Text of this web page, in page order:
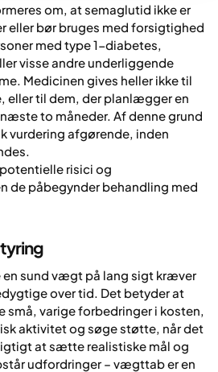
om, at semaglutid ikke er
eller bør bruges med forsigtighed
med type 1-diabetes,
visse andre underliggende
Medicinen gives heller ikke til
eller til dem, der planlægger en
to måneder. Af denne grund
vurdering afgørende, inden
risici og
de påbegynder behandling med
sund vægt på lang sigt kræver
over tid. Det betyder at
små, varige forbedringer i kosten,
aktivitet og søge støtte, når det
at sætte realistiske mål og
udfordringer – vægttab er en